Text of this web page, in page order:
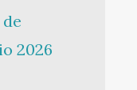
2026